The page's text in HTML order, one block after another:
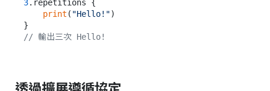
3.repetitions {
print ( "Hello!")
// 輸出三次 Hello!